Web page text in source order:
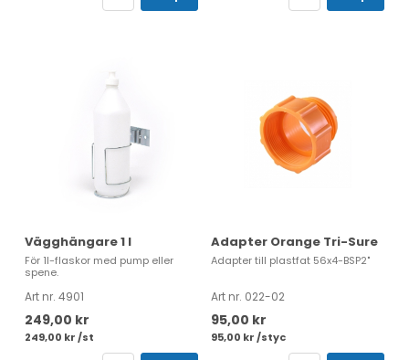
Vägghängare 1 l
För 1l-flaskor med pump eller
spene.
Art nr. 4901
249,00 kr
249,00 kr /st
Adapter Orange Tri-Sure
Adapter till plastfat 56x4-BSP2"
Art nr. 022-02
95,00 kr
95,00 kr /styc